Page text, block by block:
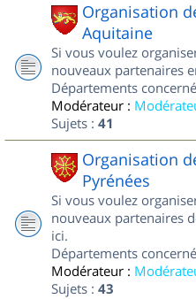
Organisation
Aquitaine
Si vous voulez
nouveaux partenaires
Départements
Modérateur :
Sujets : 41
Organisation
Pyrénées
Si vous voulez
nouveaux partenaires
ici.
Départements
Modérateur :
Sujets : 43